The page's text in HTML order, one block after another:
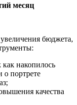
месяц
бюджета,
как накопилось
о портрете
качества